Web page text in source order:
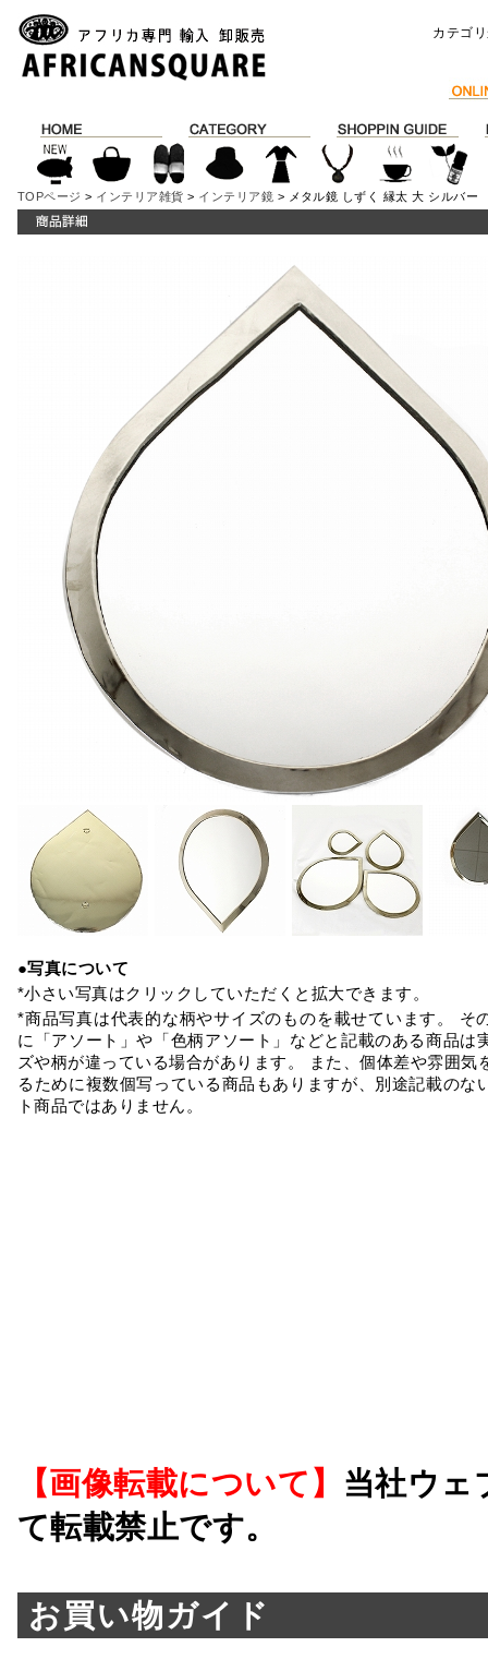
カテゴ
TOPページ > インテリア雑貨 > インテリア鏡 > メタル鏡 しずく 縁太 大 シルバー
●写真について
*小さい写真はクリックしていただくと拡大できます。
*商品写真は代表的な柄やサイズのものを載せています。 そ
に「アソート」や「色柄アソート」などと記載のある商品は
ズや柄が違っている場合があります。 また、個体差や雰囲気
るために複数個写っている商品もありますが、別途記載のな
ト商品ではありません。
【画像転載について】 当社ウェ
て転載禁止です。
お買い物ガイド